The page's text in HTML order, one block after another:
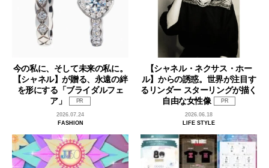
今の私に、そして未来の私に。
【シャネル】が贈る、永遠の絆
を形にする「ブライダルフェ
ア」
PR
2026.07.24
FASHION
【シャネル・ネクサス・ホー
ル】からの誘惑。世界が注目す
るリンダー スターリングが描く
自由な女性像
PR
2026.06.18
LIFE STYLE